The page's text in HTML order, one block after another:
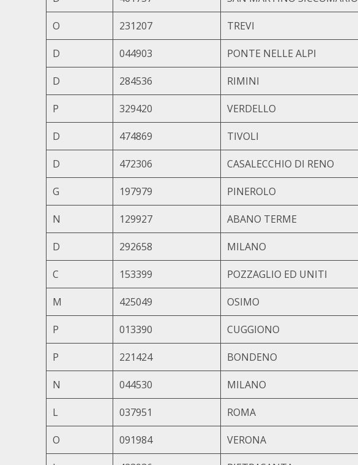
O 231207 TREVI
D 044903 PONTE NELLE ALPI
D 284536 RIMINI
P 329420 VERDELLO
D 474869 TIVOLI
D 472306 CASALECCHIO DI RENO
G 197979 PINEROLO
N 129927 ABANO TERME
D 292658 MILANO
C 153399 POZZAGLIO ED UNITI
M 425049 OSIMO
P 013390 CUGGIONO
P 221424 BONDENO
N 044530 MILANO
L 037951 ROMA
O 091984 VERONA